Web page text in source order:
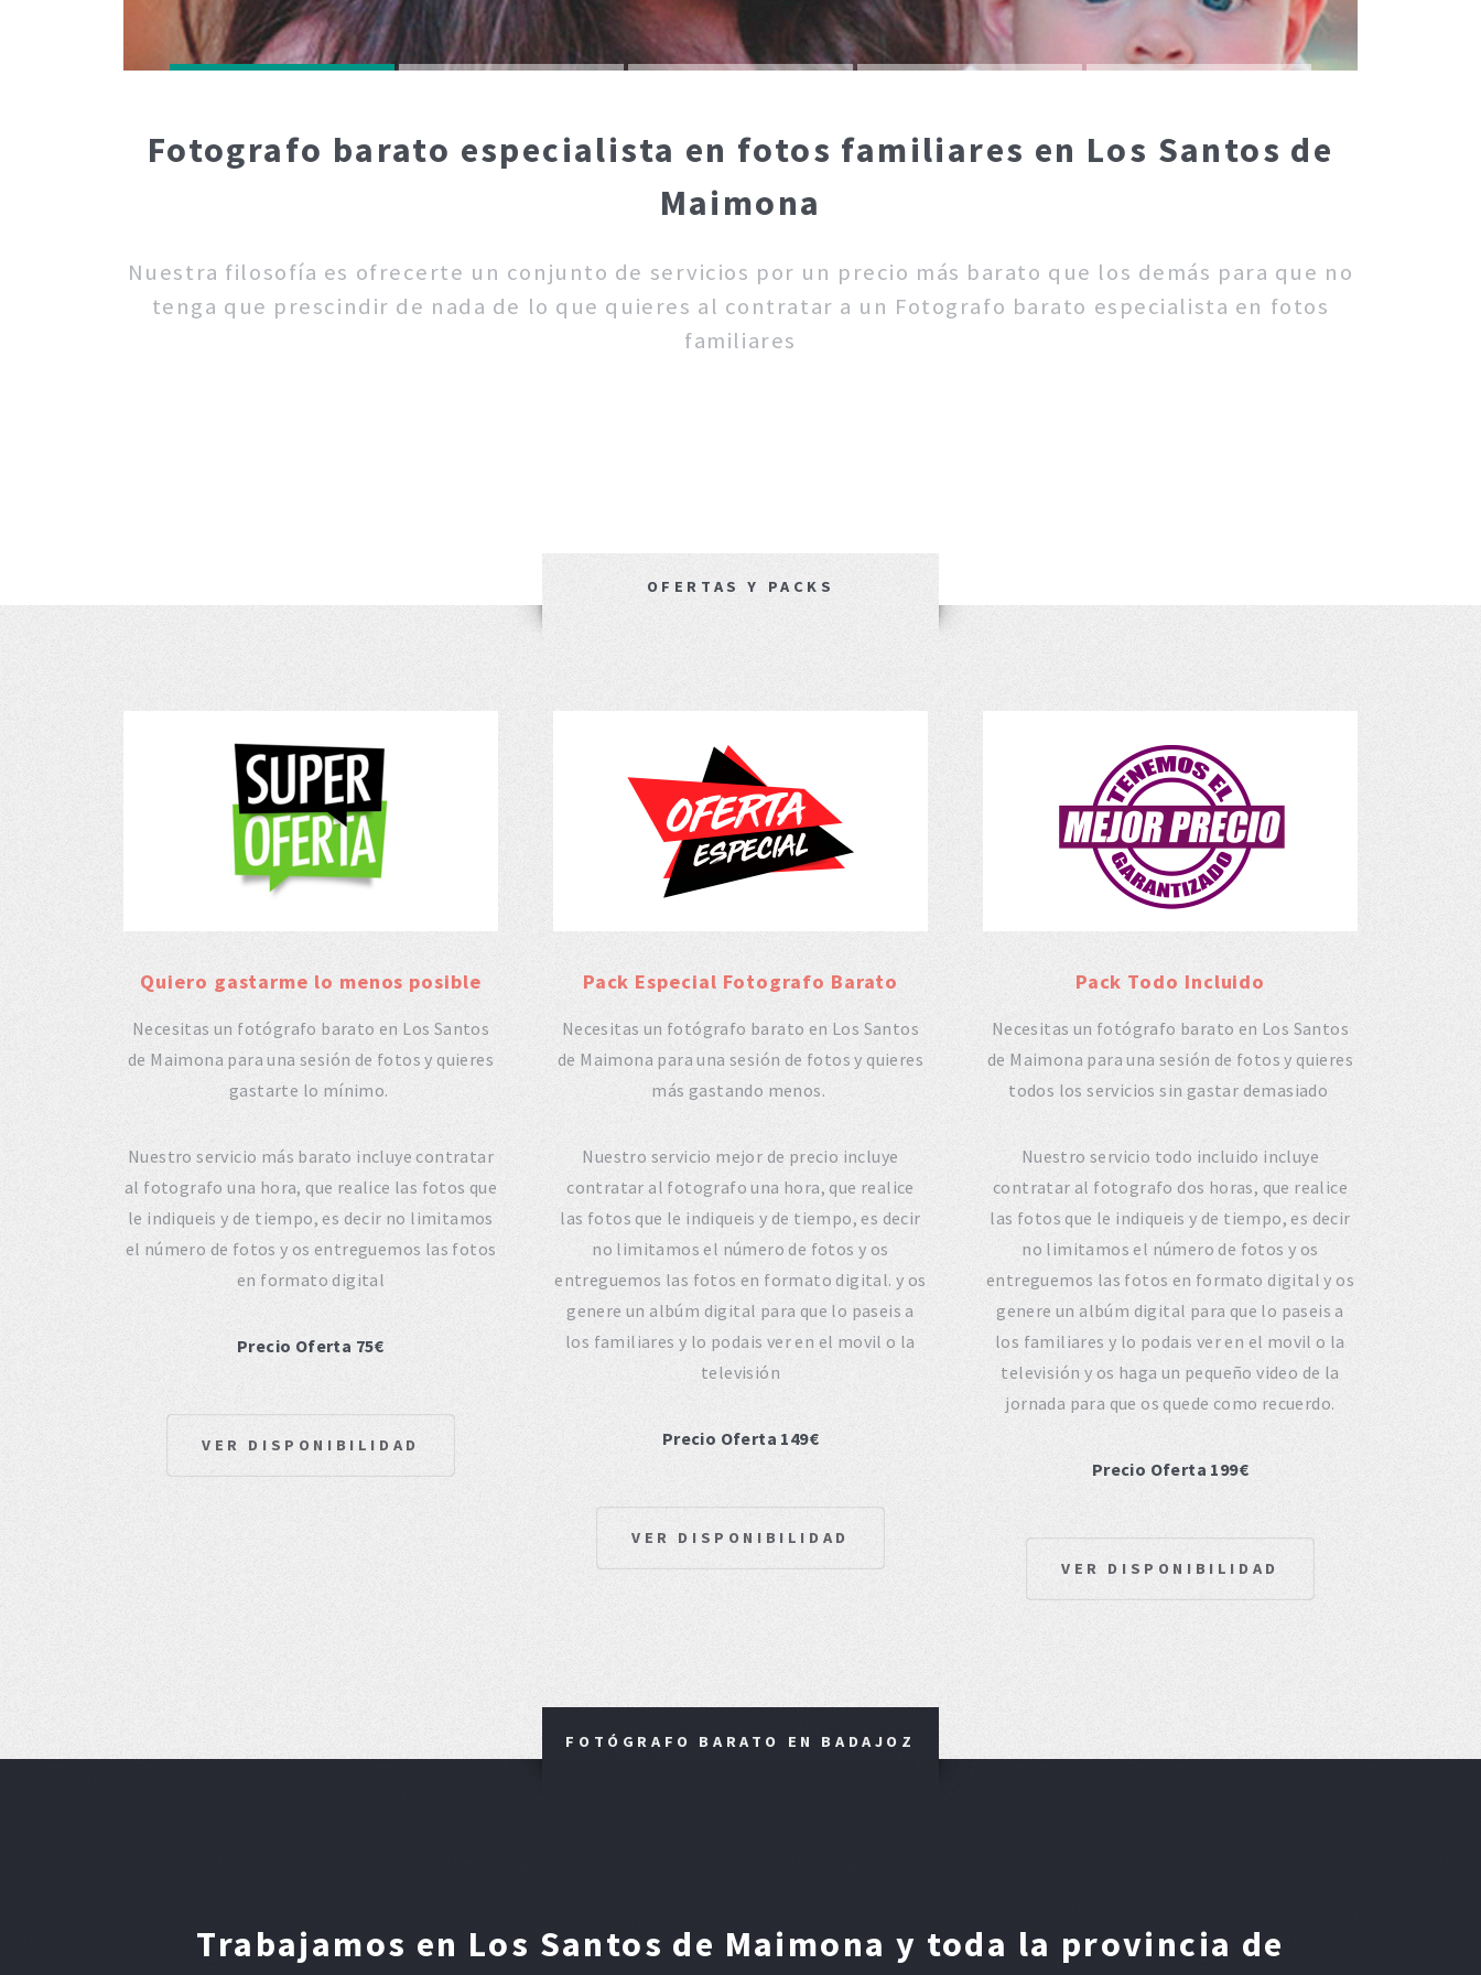
Fotografo barato especialista en fotos familiares en Los Santos de
Maimona
Nuestra filosofía es ofrecerte un conjunto de servicios por un precio más barato que los demás para que no
tenga que prescindir de nada de lo que quieres al contratar a un Fotografo barato especialista en fotos
familiares
OFERTAS Y PACKS
Quiero gastarme lo menos posible
Necesitas un fotógrafo barato en Los Santos
de Maimona para una sesión de fotos y quieres
gastarte lo mínimo.
Nuestro servicio más barato incluye contratar
al fotografo una hora, que realice las fotos que
le indiqueis y de tiempo, es decir no limitamos
el número de fotos y os entreguemos las fotos
en formato digital
Precio Oferta 75€
VER DISPONIBILIDAD
Pack Especial Fotografo Barato
Necesitas un fotógrafo barato en Los Santos
de Maimona para una sesión de fotos y quieres
más gastando menos.
Nuestro servicio mejor de precio incluye
contratar al fotografo una hora, que realice
las fotos que le indiqueis y de tiempo, es decir
no limitamos el número de fotos y os
entreguemos las fotos en formato digital. y os
genere un albúm digital para que lo paseis a
los familiares y lo podais ver en el movil o la
televisión
Precio Oferta 149€
VER DISPONIBILIDAD
Pack Todo Incluido
Necesitas un fotógrafo barato en Los Santos
de Maimona para una sesión de fotos y quieres
todos los servicios sin gastar demasiado
Nuestro servicio todo incluido incluye
contratar al fotografo dos horas, que realice
las fotos que le indiqueis y de tiempo, es decir
no limitamos el número de fotos y os
entreguemos las fotos en formato digital y os
genere un albúm digital para que lo paseis a
los familiares y lo podais ver en el movil o la
televisión y os haga un pequeño video de la
jornada para que os quede como recuerdo.
Precio Oferta 199€
VER DISPONIBILIDAD
FOTÓGRAFO BARATO EN BADAJOZ
Trabajamos en Los Santos de Maimona y toda la provincia de